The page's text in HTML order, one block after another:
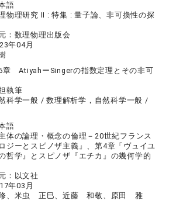
語
物理研究 II : 特集 : 量子論、非可換性の探
： 数理物理出版会
年04月
章 AtiyahーSingerの指数定理とその非可
執筆
科学一般 / 数理解析学，自然科学一般 /
語
主体の論理・概念の倫理－20世紀フランス
ジーとスピノザ主義』、第4章「ヴュイユ
哲学』とスピノザ『エチカ』の幾何学的
： 以文社
年03月
、米虫 正巳、近藤 和敬、原田 雅